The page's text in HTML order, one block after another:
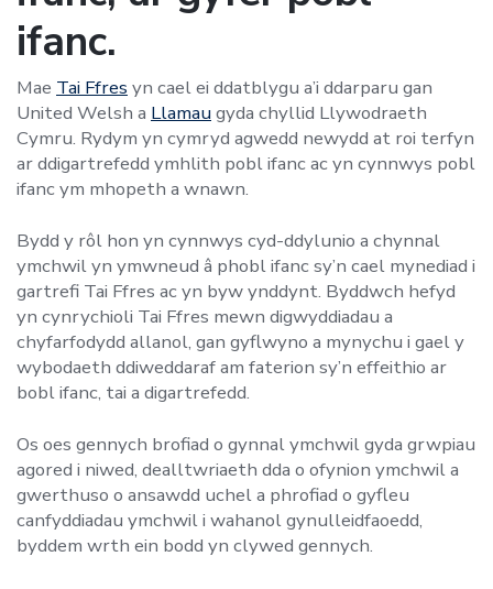
ifanc.
Mae Tai Ffres yn cael ei ddatblygu a’i ddarparu gan
United Welsh a Llamaugyda chyllid Llywodraeth
Cymru. Rydym yn cymryd agwedd newydd at roi terfyn
ar ddigartrefedd ymhlith pobl ifanc ac yn cynnwys pobl
ifanc ym mhopeth a wnawn.
Bydd y rôl hon yn cynnwys cyd-ddylunio a chynnal
ymchwil yn ymwneud â phobl ifanc sy’n cael mynediad i
gartrefi Tai Ffres ac yn byw ynddynt. Byddwch hefyd
yn cynrychioli Tai Ffres mewn digwyddiadau a
chyfarfodydd allanol, gan gyflwyno a mynychu i gael y
wybodaeth ddiweddaraf am faterion sy’n effeithio ar
bobl ifanc, tai a digartrefedd.
Os oes gennych brofiad o gynnal ymchwil gyda grwpiau
agored i niwed, dealltwriaeth dda o ofynion ymchwil a
gwerthuso o ansawdd uchel a phrofiad o gyfleu
canfyddiadau ymchwil i wahanol gynulleidfaoedd,
byddem wrth ein bodd yn clywed gennych.